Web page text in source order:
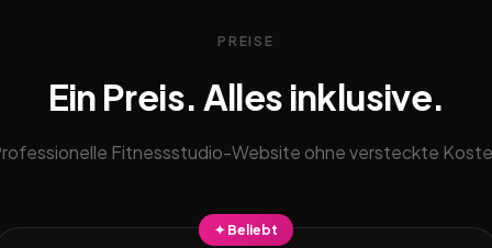
PREISE
Ein Preis. Alles inklusive.
Fitnessstudio-Website ohne versteckte
✦ Beliebt